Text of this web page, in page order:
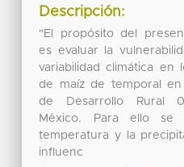
Descripción:
"El propósito del
es evaluar la
variabilidad climática en
de maíz de temporal
de Desarrollo Rural
México. Para ello se
temperatura y la
influenc